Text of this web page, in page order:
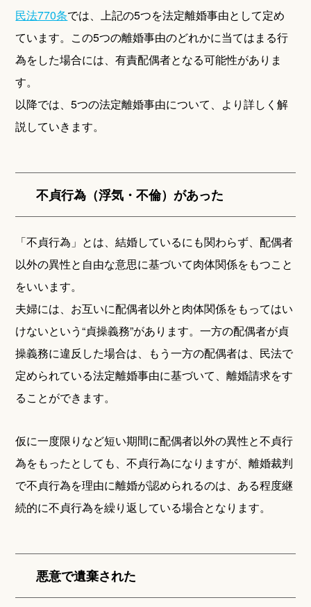
民法770条では、上記の5つを法定離婚事由として定め
ています。この5つの離婚事由のどれかに当てはまる行
為をした場合には、有責配偶者となる可能性がありま
す。
以降では、5つの法定離婚事由について、より詳しく解
説していきます。
不貞行為（浮気・不倫）があった
「不貞行為」とは、結婚しているにも関わらず、配偶者
以外の異性と自由な意思に基づいて肉体関係をもつこと
をいいます。
夫婦には、お互いに配偶者以外と肉体関係をもってはい
けないという“貞操義務”があります。一方の配偶者が貞
操義務に違反した場合は、もう一方の配偶者は、民法で
定められている法定離婚事由に基づいて、離婚請求をす
ることができます。
仮に一度限りなど短い期間に配偶者以外の異性と不貞行
為をもったとしても、不貞行為になりますが、離婚裁判
で不貞行為を理由に離婚が認められるのは、ある程度継
続的に不貞行為を繰り返している場合となります。
悪意で遺棄された